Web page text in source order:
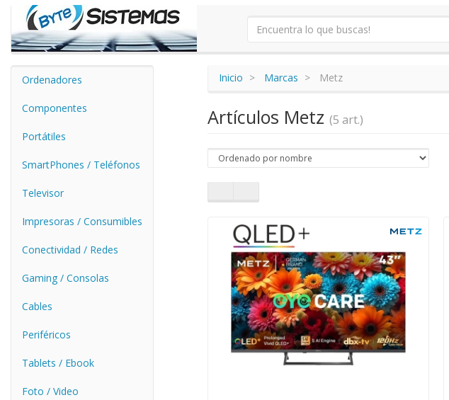
Ordenadores
Componentes
Portátiles
SmartPhones / Teléfonos
Televisor
Impresoras / Consumibles
Conectividad / Redes
Gaming / Consolas
Cables
Periféricos
Tablets / Ebook
Foto / Video
Inicio Marcas Metz
Artículos Metz (5 art.)